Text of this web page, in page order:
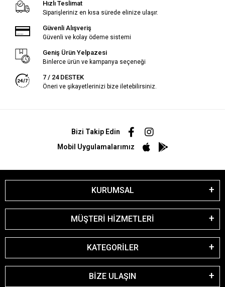
Hızlı Teslimat
Siparişleriniz en kısa sürede elinize ulaşır.
Güvenli Alışveriş
Güvenli ve kolay ödeme sistemi
Geniş Ürün Yelpazesi
Binlerce ürün ve kampanya seçeneği
7 / 24 DESTEK
Öneri ve şikayetlerinizi bize iletebilirsiniz.
Bizi Takip Edin
Mobil Uygulamalarımız
KURUMSAL
MÜŞTERİ HİZMETLERİ
KATEGORİLER
BİZE ULAŞIN